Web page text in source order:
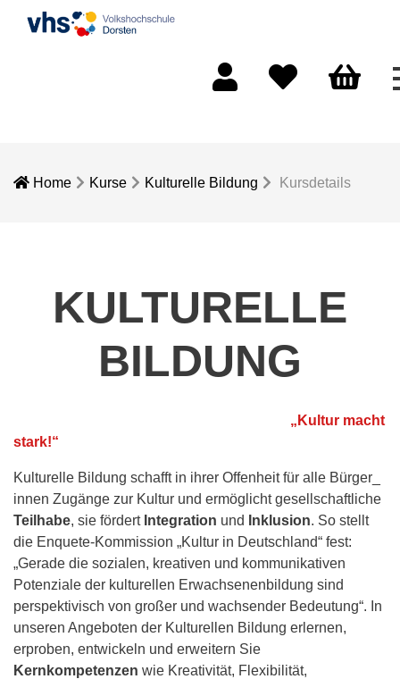
Home Kurse Kulturelle Bildung Kursdetails
KULTURELLE
BILDUNG
„Kultur macht
stark!“
Kulturelle Bildung schafft in ihrer Offenheit für alle Bürger_
innen Zugänge zur Kultur und ermöglicht gesellschaftliche
Teilhabe, sie fördert Integration und Inklusion. So stellt
die Enquete-Kommission „Kultur in Deutschland“ fest:
„Gerade die sozialen, kreativen und kommunikativen
Potenziale der kulturellen Erwachsenenbildung sind
perspektivisch von großer und wachsender Bedeutung“. In
unseren Angeboten der Kulturellen Bildung erlernen,
erproben, entwickeln und erweitern Sie
Kernkompetenzen wie Kreativität, Flexibilität,